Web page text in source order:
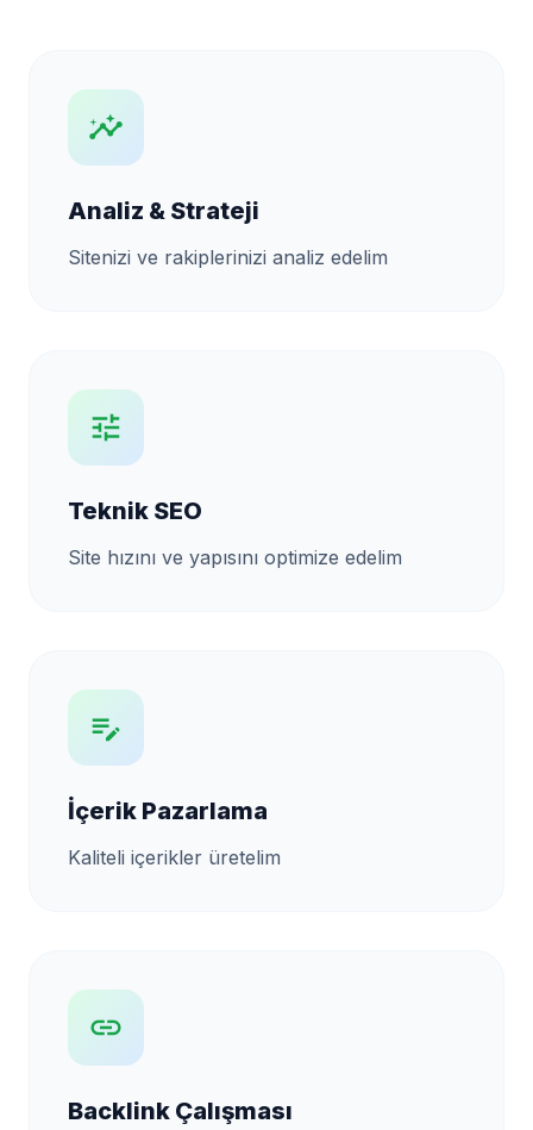
insights
Analiz & Strateji
Sitenizi ve rakiplerinizi analiz edelim
tune
Teknik SEO
Site hızını ve yapısını optimize edelim
edit_note
İçerik Pazarlama
Kaliteli içerikler üretelim
link
Backlink Çalışması